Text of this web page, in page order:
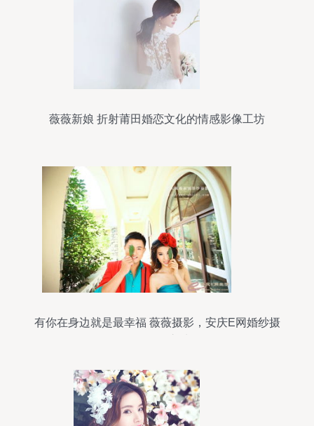
薇薇新娘 折射莆田婚恋文化的情感影像工坊
有你在身边就是最幸福 薇薇摄影，安庆E网婚纱摄